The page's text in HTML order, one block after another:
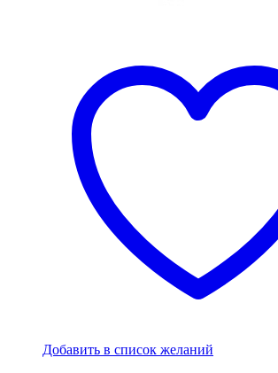
Добавить в список желаний